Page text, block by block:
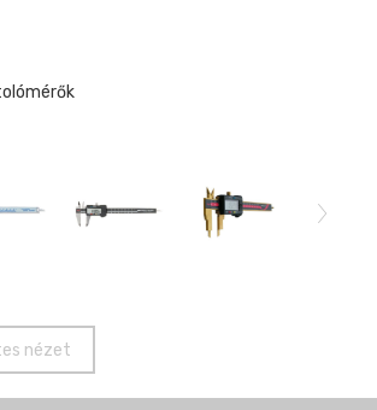
nézet